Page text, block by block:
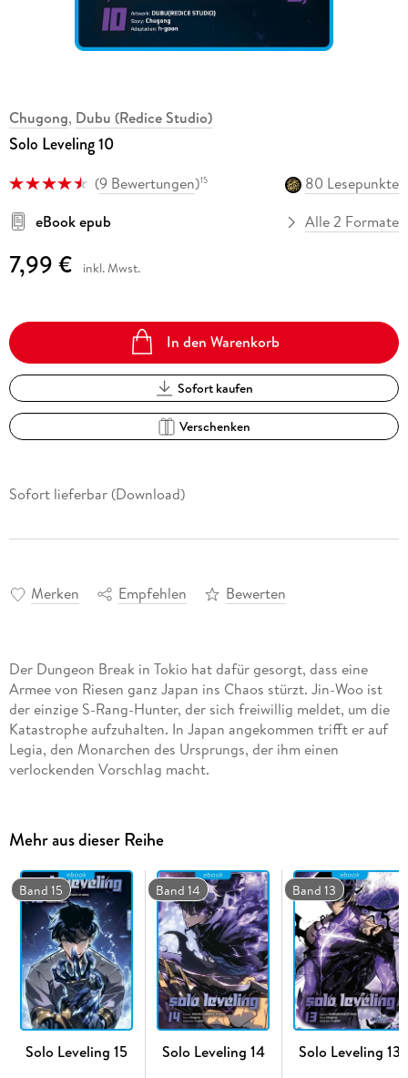
Chugong, Dubu (Redice Studio)
Solo Leveling 10
(9 Bewertungen)15
80 Lesepunkte
eBook epub
Alle 2 Formate
7,99 € inkl. Mwst.
In den Warenkorb
Sofort kaufen
Verschenken
Sofort lieferbar (Download)
Merken Empfehlen Bewerten
Der Dungeon Break in Tokio hat dafür gesorgt, dass eine
Armee von Riesen ganz Japan ins Chaos stürzt. Jin-Woo ist
der einzige S-Rang-Hunter, der sich freiwillig meldet, um die
Katastrophe aufzuhalten. In Japan angekommen trifft er auf
Legia, den Monarchen des Ursprungs, der ihm einen
verlockenden Vorschlag macht.
Mehr aus dieser Reihe
Band 15
Solo Leveling 15
Band 14
Solo Leveling 14
Band 13
Solo Leveling 13